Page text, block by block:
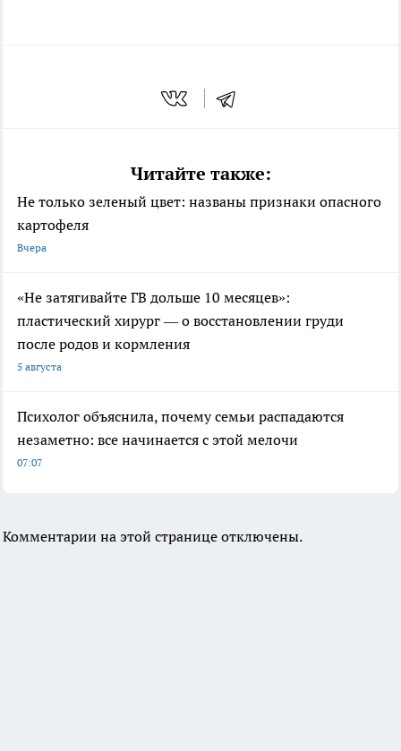
Читайте также:
Не только зеленый цвет: названы признаки опасного
картофеля
Вчера
«Не затягивайте ГВ дольше 10 месяцев»:
пластический хирург — о восстановлении груди
после родов и кормления
5 августа
Психолог объяснила, почему семьи распадаются
незаметно: все начинается с этой мелочи
07:07
Комментарии на этой странице отключены.